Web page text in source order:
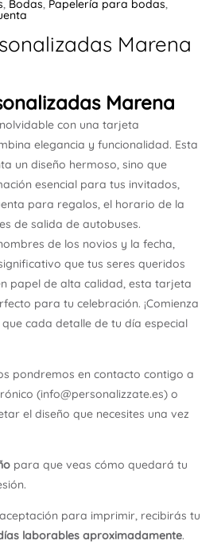
, Bodas, Papelería para bodas,
Marena
Marena
con una tarjeta
elegancia y funcionalidad. Esta
un diseño hermoso, sino que
esencial para tus invitados,
para regalos, el horario de la
de salida de autobuses.
de los novios y la fecha,
que tus seres queridos
papel de alta calidad, esta tarjeta
para tu celebración. ¡Comienza
cada detalle de tu día especial
pondremos en contacto contigo a
(info@personalizzate.es) o
el diseño que necesites una vez
para que veas cómo quedará tu
para imprimir, recibirás tu
laborables aproximadamente.